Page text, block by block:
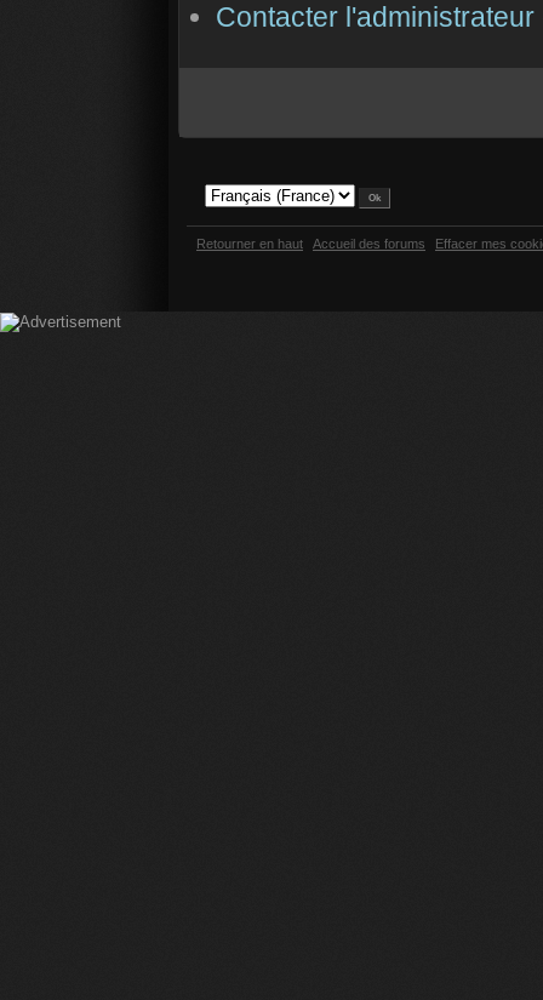
Contacter
Retourner en haut Accueil des forums Effacer mes